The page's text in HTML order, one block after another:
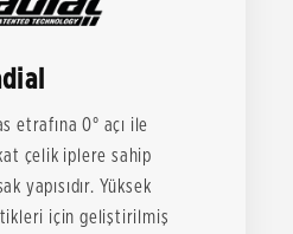
etrafına 0° açı ile
çelik iplere sahip
yapısıdır. Yüksek
için geliştirilmiş